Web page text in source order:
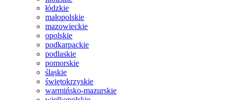
łódzkie
małopolskie
mazowieckie
opolskie
podkarpackie
podlaskie
pomorskie
śląskie
świętokrzyskie
warmińsko-mazurskie